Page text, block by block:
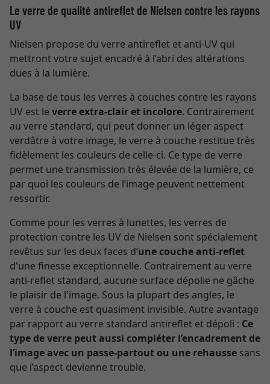
Le verre de qualité antireflet de Nielsen contre les rayons
UV
Nielsen propose du verre antireflet et anti-UV qui
mettront votre sujet encadré à l’abri des altérations
dues à la lumière.
La base de tous les verres à couches contre les rayons
UV est le verre extra-clair et incolore. Contrairement
au verre standard, qui peut donner un léger aspect
verdâtre à votre image, le verre à couche restitue très
fidèlement les couleurs de celle-ci. Ce type de verre
permet une transmission très élevée de la lumière, ce
par quoi les couleurs de l’image peuvent nettement
ressortir.
Comme pour les verres à lunettes, les verres de
protection contre les UV de Nielsen sont spécialement
revêtus sur les deux faces d’une couche anti-reflet
d'une finesse exceptionnelle. Contrairement au verre
anti-reflet standard, aucune surface dépolie ne gâche
le plaisir de l'image. Sous la plupart des angles, le
verre à couche est quasiment invisible. Autre avantage
par rapport au verre standard antireflet et dépoli : Ce
type de verre peut aussi compléter l’encadrement de
l’image avec un passe-partout ou une rehausse sans
que l’aspect devienne trouble.